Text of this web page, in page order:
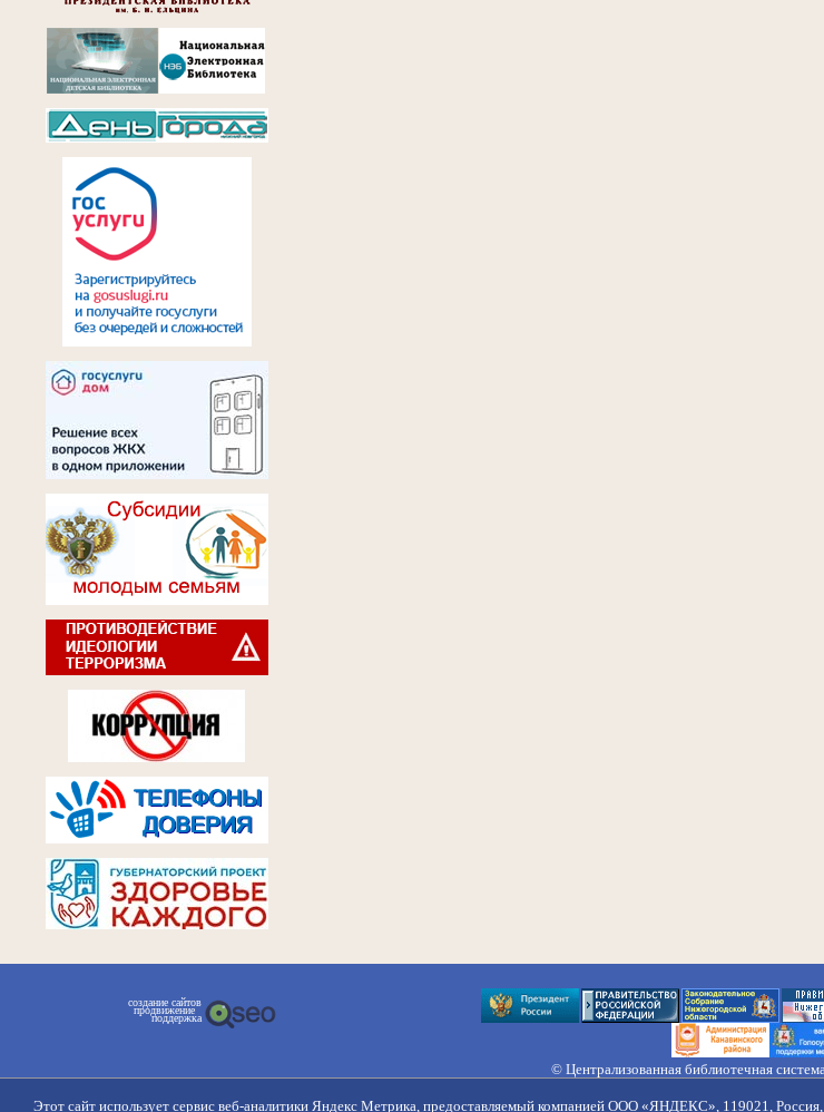
создание сайтов
продвижение
поддержка
© Централизованная библиотечная
Правила обработки
Этот сайт использует сервис веб-аналитики Яндекс Метрика, предоставляемый компанией ООО «ЯНДЕКС», 119021,